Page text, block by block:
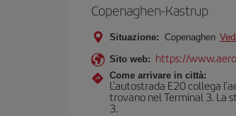
Copenaghen-Kastrup
Situazione: Copenaghen
Sito web: https://
Come arrivare in città:
L'autostrada E20 collega
trovano nel Terminal 3. La
3.